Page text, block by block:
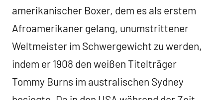
amerikanischer Boxer, dem es als erstem
Afroamerikaner gelang, unumstrittener
Weltmeister im Schwergewicht zu werden,
indem er 1908 den weißen Titelträger
Tommy Burns im australischen Sydney